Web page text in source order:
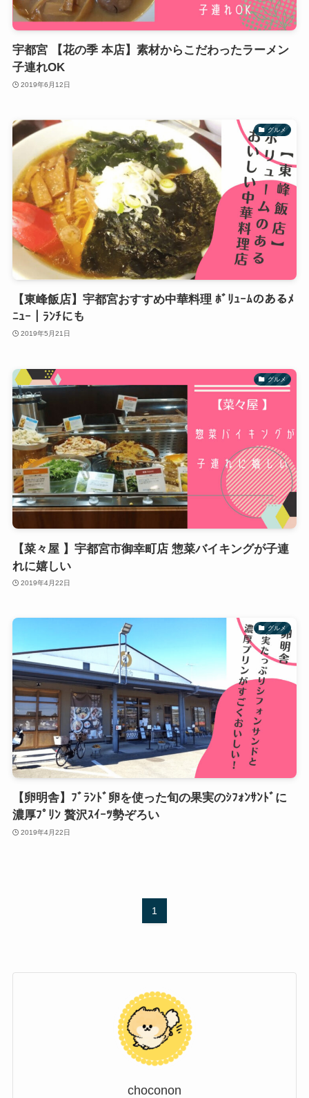
宇都宮 【花の季 本店】素材からこだわったラーメン
子連れOK
2019年6月12日
グルメ
【東峰飯店】宇都宮おすすめ中華料理 ﾎﾞﾘｭｰﾑのあるﾒ
ﾆｭｰ｜ﾗﾝﾁにも
2019年5月21日
グルメ
【菜々屋 】宇都宮市御幸町店 惣菜バイキングが子連
れに嬉しい
2019年4月22日
グルメ
【卵明舎】ﾌﾞﾗﾝﾄﾞ卵を使った旬の果実のｼﾌｫﾝｻﾝﾄﾞに
濃厚ﾌﾟﾘﾝ 贅沢ｽｲｰﾂ勢ぞろい
2019年4月22日
1
choconon